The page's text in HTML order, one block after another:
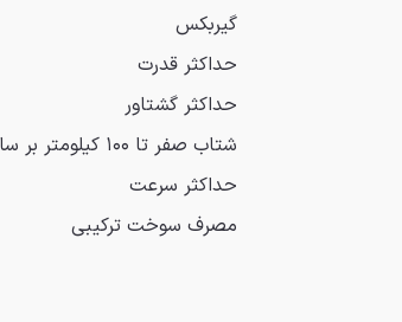
گیربکس
حداکثر قدرت
حداکثر گشتاور
شتاب صفر تا ۱۰۰ کیلومتر بر ساعت
حداکثر سرعت
مصرف سوخت ترکیبی